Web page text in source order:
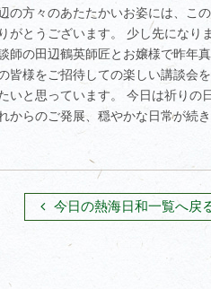
の方々のあたたかいお姿には、こ
がとうございます。 少し先になり
師の田辺鶴英師匠とお嬢様で昨年
皆様をご招待しての楽しい講談会
いと思っています。 今日は祈り
からのご発展、穏やかな日常が続
今日の熱海日和一覧へ戻